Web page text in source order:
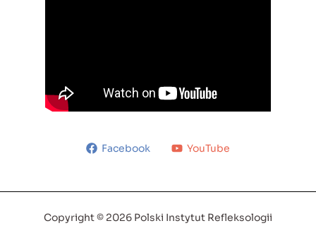
Facebook YouTube
Copyright © 2026 Polski Instytut Refleksologii